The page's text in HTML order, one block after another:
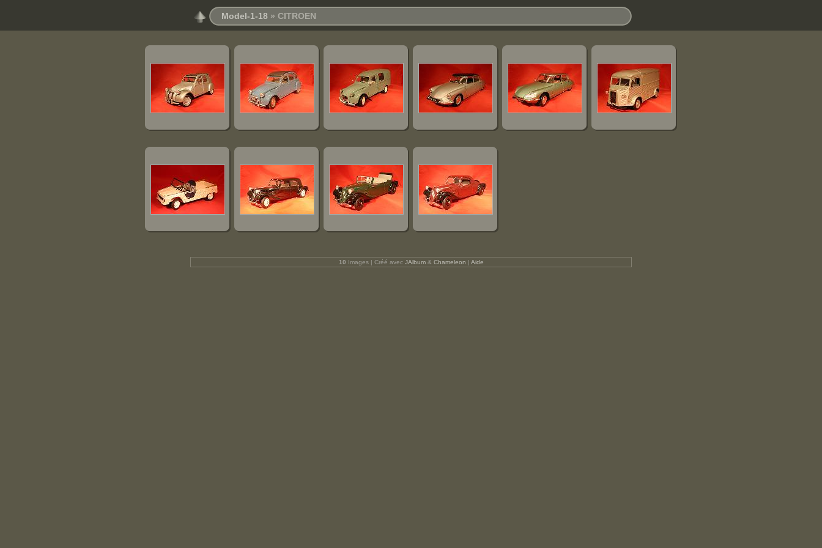
Model-1-18 » CITROEN
10 Images | Créé avec JAlbum& Chameleon | Aide